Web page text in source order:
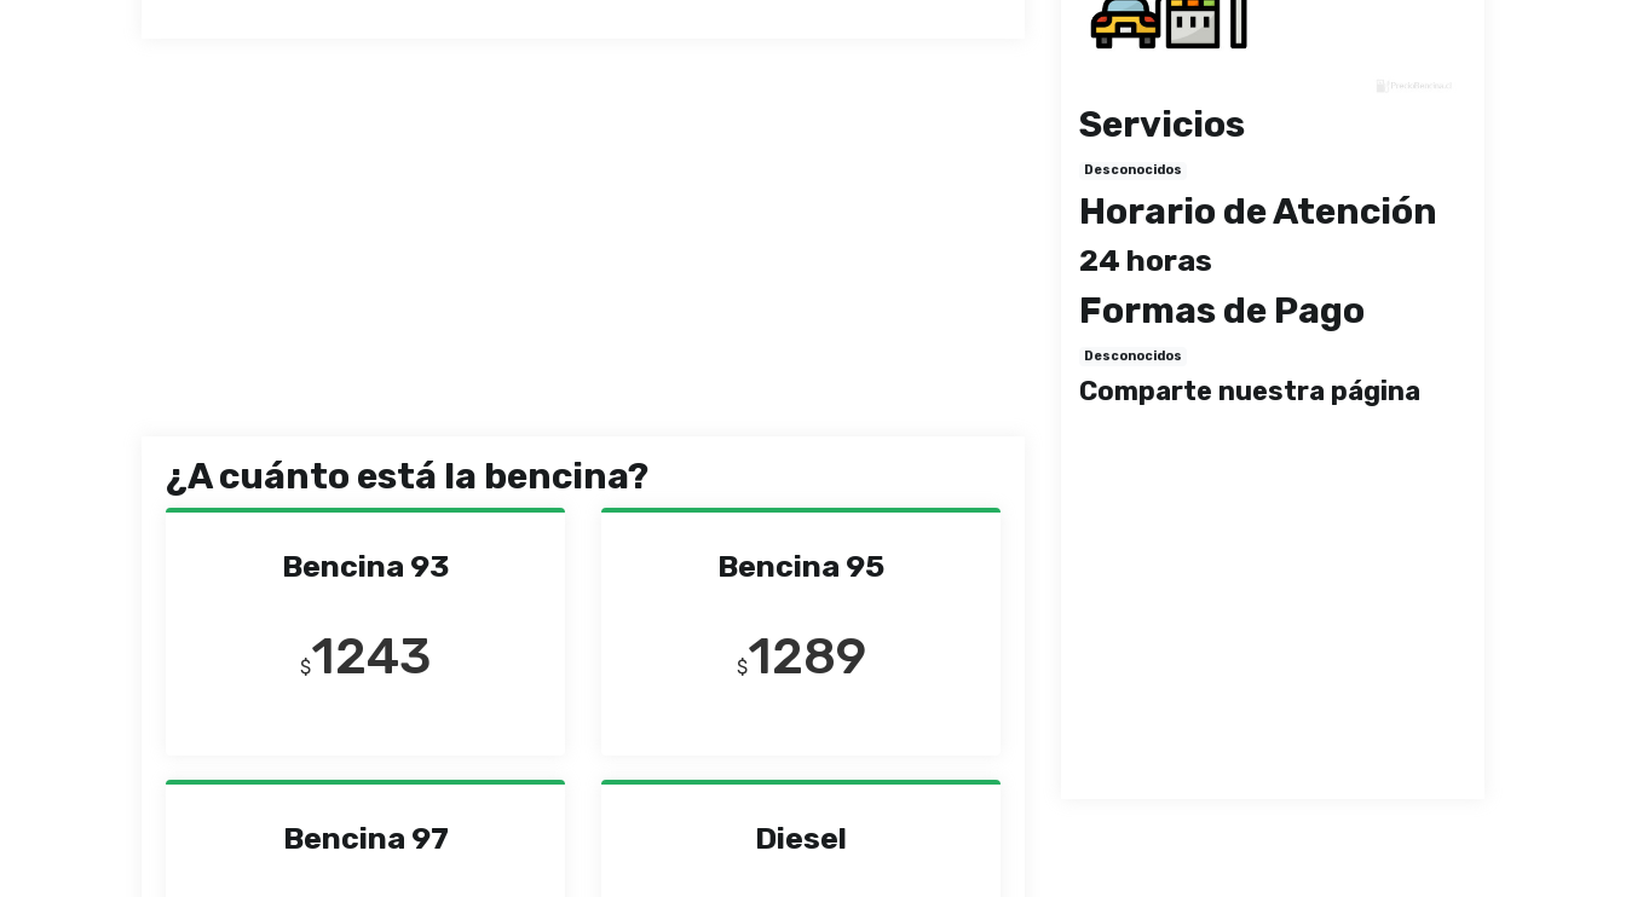
¿A cuánto está la bencina?
Bencina 93
$1243
Bencina 95
$1289
Bencina 97 Diesel
Servicios
Desconocidos
Horario de Atención
24 horas
Formas de Pago
Desconocidos
Comparte nuestra página